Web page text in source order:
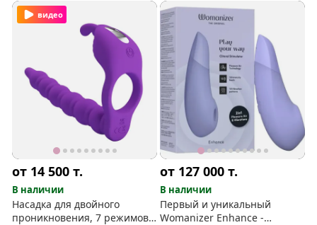
видео
от 14 500т.
В наличии
Насадка для двойного
проникновения, 7 режимов
от 127 000т.
В наличии
Первый и уникальный
Womanizer Enhance -